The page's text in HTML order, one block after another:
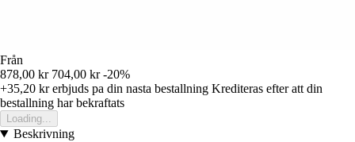
Från
878,00 kr 704,00 kr -20%
+35,20 krerbjuds pa din nasta bestallning Krediteras efter att din
bestallning har bekraftats
Loading...
Beskrivning